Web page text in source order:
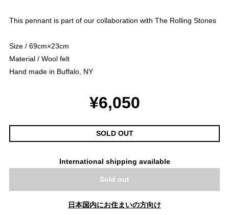
This pennant is part of our collaboration with The Rolling Stones
Size / 69cm×23cm
Material / Wool felt
Hand made in Buffalo, NY
¥6,050
SOLD OUT
International shipping available
Sold out
日本国内にお住まいの方向け